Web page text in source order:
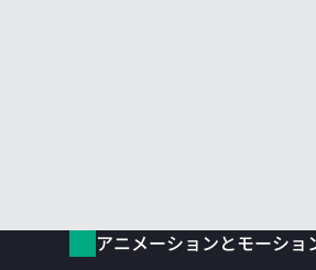
アニメーションとモーショ